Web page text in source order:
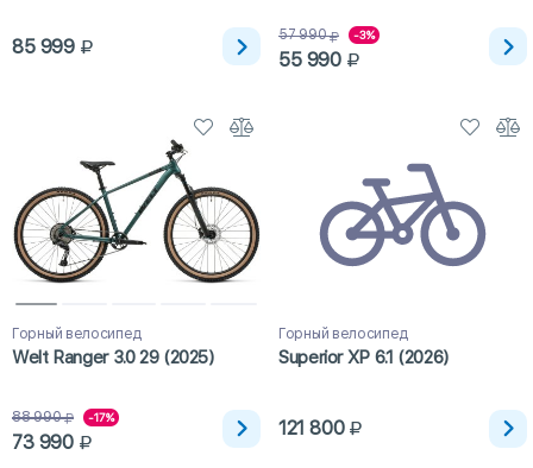
85 999
57 990 -3%
55 990
Горный велосипед
Welt Ranger 3.0 29 (2025)
88 990 -17%
73 990
Горный велосипед
Superior XP 6.1 (2026)
121 800